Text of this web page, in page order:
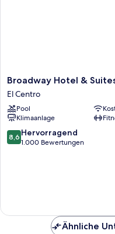
Broadway
Hotel
&
Suites
El
Centro
Broadway Hotel &
El Centro
Pool
Klimaanlage
8.6
von
8,6 Hervorragend
1.000 Bewertungen
Ähnliche